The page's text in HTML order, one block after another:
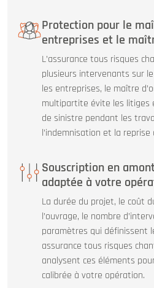
Protection pour le
entreprises et le
L’assurance tous risques
plusieurs intervenants sur
les entreprises, le maître
multipartite évite les litiges
de sinistre pendant les
l’indemnisation et la reprise
Souscription en
adaptée à votre
La durée du projet, le coût
l’ouvrage, le nombre
paramètres qui définissent
assurance tous risques
analysent ces éléments
calibrée à votre opération.